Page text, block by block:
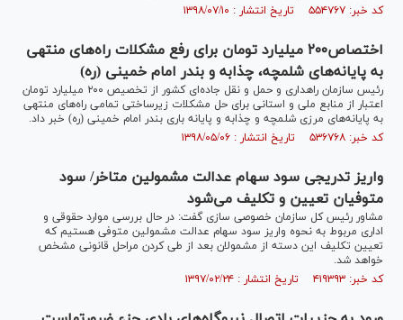
کد خبر: ۵۵۴۷۶۷ تاریخ انتشار : ۱۳۹۸/۰۷/۱۰
اختصاص۲۰۰ میلیارد تومان برای رفع مشکلات راه‌های منتهی
به پایانه‌های شلمچه، چذابه و بندر امام خمینی (ره)
رئیس سازمان راهداری و حمل و نقل جاده‌ای کشور از تخصیص ۲۰۰ میلیارد تومان
اعتبار از منابع ملی و استانی برای حل مشکلات زیرساختی تمامی راه‌های منتهی
به پایانه‌های مرزی شلمچه و چذابه و پایانه باری بندر امام خمینی (ره) خبر داد.
کد خبر: ۵۳۶۷۶۸ تاریخ انتشار : ۱۳۹۸/۰۵/۰۶
واریز تدریجی سود سهام عدالت مشمولین متاخر/ سود
متوفیان تعیین و تکلیف می‌شود
مشاور رئیس کل سازمان خصوصی سازی گفت: در حال بررسی موارد حقوقی و
اداری مربوط به نحوه واریز سود سهام عدالت مشمولین متوفی هستیم که
تعیین تکلیف این دسته از مشمولان بعد از طی کردن مراحل قانونی مشخص
خواهد شد.
کد خبر: ۴۱۹۳۹۳ تاریخ انتشار : ۱۳۹۷/۰۲/۲۴